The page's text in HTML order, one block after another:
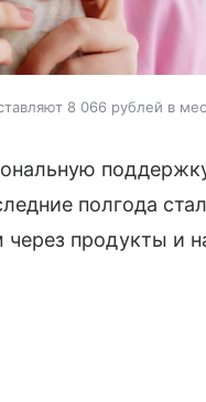
8 066 рублей в
полгода
продукты и